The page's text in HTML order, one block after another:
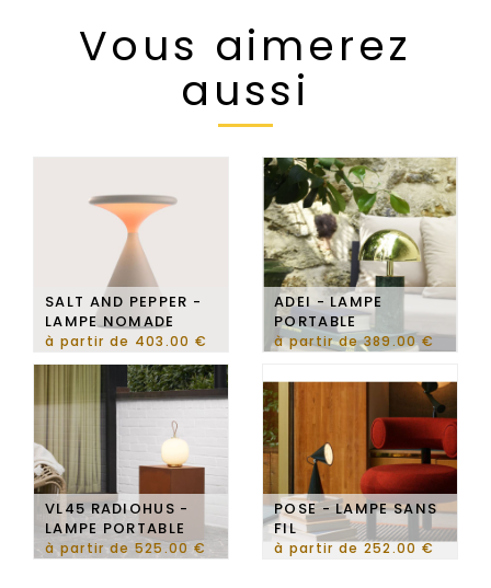
Vous aimerez
aussi
SALT AND PEPPER -
LAMPE NOMADE
à partir de 403.00 €
ADEI - LAMPE
PORTABLE
à partir de 389.00 €
VL45 RADIOHUS -
LAMPE PORTABLE
à partir de 525.00 €
POSE - LAMPE SANS
FIL
à partir de 252.00 €